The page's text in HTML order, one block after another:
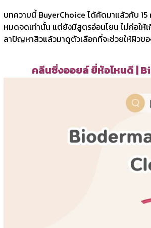
บทความนี้ BuyerChoice ได้คัดมาแล้วกับ
หมดจดเท่านั้น แต่ยังมีสูตรอ่อนโยน ไม่ก่อใ
ลาปัญหาสิวแล้วมาดูตัวเลือกที่จะช่วยให้ผิวข
คลีนซิ่งออยล์ ยี่ห้อไหนดี |